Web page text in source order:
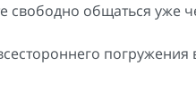
свободно общаться уже
погружения